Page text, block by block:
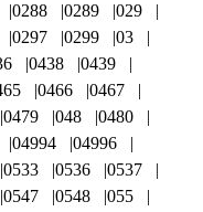
0288 0289
029
0297 0299
03
0438
0439
0466
0467
0479 048
0480
04994
04996
0533 0536
0537
0547 0548
055